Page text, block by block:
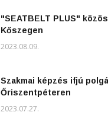
"SEATBELT PLUS"
Kőszegen
2023.08.09.
Szakmai képzés ifjú
Őriszentpéteren
2023.07.27.